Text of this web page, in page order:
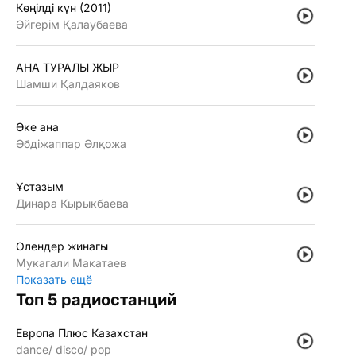
Көңiлдi күн (2011)
Әйгерiм Қалаубаева
АНА ТУРАЛЫ ЖЫР
Шамши Қалдаяков
Әке ана
Әбдiжаппар Әлқожа
Ұстазым
Динара Кырыкбаева
Олендер жинагы
Мукагали Макатаев
Показать ещё
Топ 5 радиостанций
Европа Плюс Казахстан
dance disco pop